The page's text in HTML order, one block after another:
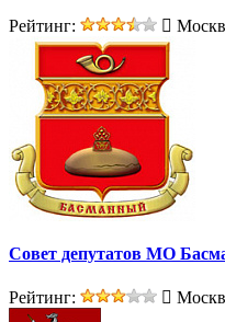
Рейтинг:
Совет депутатов МО
Рейтинг: